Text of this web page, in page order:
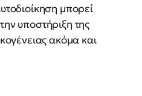
μπορεί
υποστήριξη της
ακόμα και